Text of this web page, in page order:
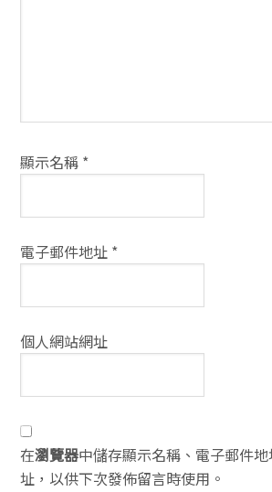
顯示名稱 *
電子郵件地址 *
個人網站網址
在瀏覽器中儲存顯示名稱、電子郵件
址，以供下次發佈留言時使用。